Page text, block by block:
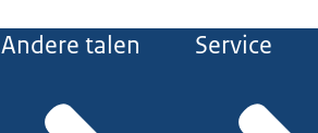
Andere talen Service